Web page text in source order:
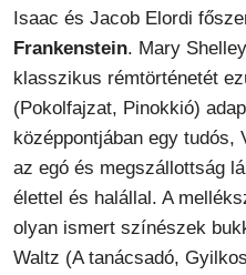
Isaac és Jacob Elordi
Frankenstein. Mary
klasszikus rémtörténetét
(Pokolfajzat, Pinokkió)
középpontjában egy tudós,
az egó és megszállottság
élettel és halállal. A
olyan ismert színészek
Waltz (A tanácsadó,